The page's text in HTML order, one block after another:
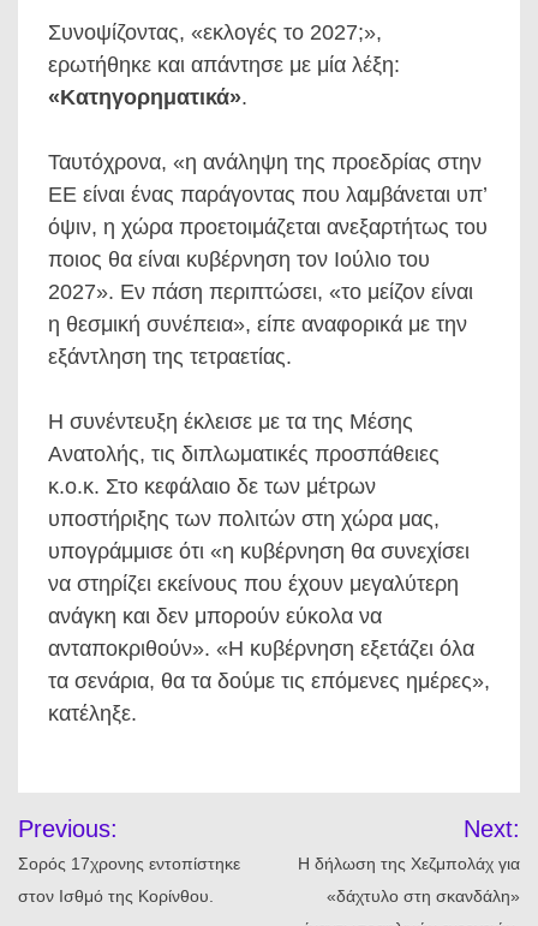
Συνοψίζοντας, «εκλογές το 2027;»,
ερωτήθηκε και απάντησε με μία λέξη:
«Κατηγορηματικά».
Ταυτόχρονα, «η ανάληψη της προεδρίας στην
ΕΕ είναι ένας παράγοντας που λαμβάνεται υπ’
όψιν, η χώρα προετοιμάζεται ανεξαρτήτως του
ποιος θα είναι κυβέρνηση τον Ιούλιο του
2027». Εν πάση περιπτώσει, «το μείζον είναι
η θεσμική συνέπεια», είπε αναφορικά με την
εξάντληση της τετραετίας.
Η συνέντευξη έκλεισε με τα της Μέσης
Ανατολής, τις διπλωματικές προσπάθειες
κ.ο.κ. Στο κεφάλαιο δε των μέτρων
υποστήριξης των πολιτών στη χώρα μας,
υπογράμμισε ότι «η κυβέρνηση θα συνεχίσει
να στηρίζει εκείνους που έχουν μεγαλύτερη
ανάγκη και δεν μπορούν εύκολα να
ανταποκριθούν». «Η κυβέρνηση εξετάζει όλα
τα σενάρια, θα τα δούμε τις επόμενες ημέρες»,
κατέληξε.
άρθρων
Previous:
Σορός 17χρονης εντοπίστηκε
στον Ισθμό της Κορίνθου.
Next:
Η δήλωση της Χεζμπολάχ για
«δάχτυλο στη σκανδάλη»